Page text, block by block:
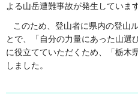
よる山岳遭難事故が発生しています
このため、登山者に県内の登山
とで、「自分の力量にあった山選
に役立てていただくため、「栃
しました。